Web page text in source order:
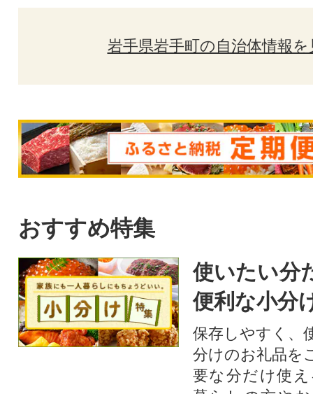
岩手県岩手町の自治体情報を
おすすめ特集
使いたい分
便利な小分
保存しやすく、
分けのお礼品を
要な分だけ使